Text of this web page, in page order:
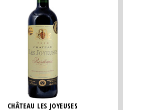
CHÂTEAU LES JOYEUSES